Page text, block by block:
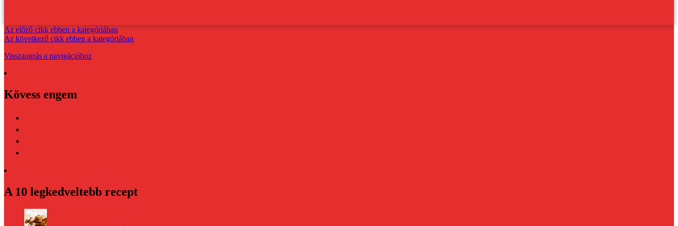
Az előző cikk ebben a kategóriában
Az következő cikk ebben a kategóriában
Visszaugrás a navigációhoz
Kövess engem
A 10 legkedveltebb recept